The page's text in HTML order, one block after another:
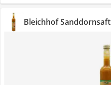
Bleichhof Sanddornsaft